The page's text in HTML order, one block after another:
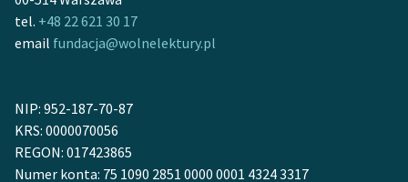
tel. +48 22 621 30 17
email fundacja@wolnelektury.pl
NIP: 952-187-70-87
KRS: 0000070056
REGON: 017423865
Numer konta: 75 1090 2851 0000 0001 4324 3317